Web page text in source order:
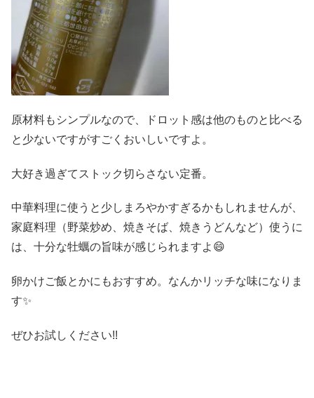
原材料もシンプルなので、ドロット感は他のものと比べる
と少ないですがすごくおいしいですよ。
大好き過ぎてストック切らさない定番。
中華料理に使うと少しまろやかすぎるかもしれませんが、
家庭料理（野菜炒め、焼きそば、焼きうどんなど）使うに
は、十分な牡蠣の旨味が感じられますよ😄
卵かけご飯とかにもおすすめ。なんかリッチな味になりま
す✨
ぜひお試しください!!